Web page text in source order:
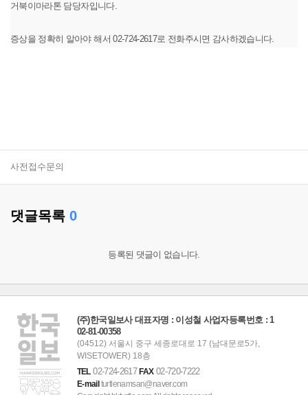
거북이마라톤 담당자입니다.
증상을 정확히 알아야 해서 02-724-2617로 전화주시면 감사하겠습니다.
사전접수문의
댓글목록 0
등록된 댓글이 없습니다.
(주)한국일보사 대표자명 : 이성철 사업자등록번호 : 1
02-81-00358
(04512) 서울시 중구 세종로대로 17 (남대문로5가,
WISETOWER) 18층
TEL02-724-2617FAX02-720-7222
E-mailturtlenamsan@naver.com